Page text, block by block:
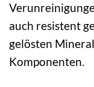
auch resistent
gelösten
Komponenten.